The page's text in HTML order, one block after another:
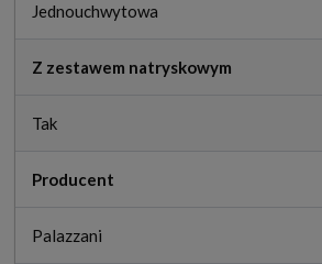
Jednouchwytowa
Z zestawem natryskowym
Tak
Producent
Palazzani